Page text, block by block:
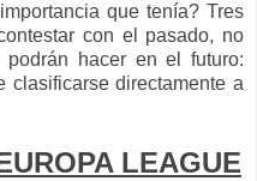
que tenía? Tres
con el pasado, no
hacer en el futuro:
clasificarse directamente a
LEAGUE